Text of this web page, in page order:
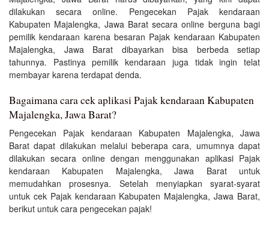
dilakukan secara online. Pengecekan Pajak kendaraan
Kabupaten Majalengka, Jawa Barat secara online berguna bagi
pemilik kendaraan karena besaran Pajak kendaraan Kabupaten
Majalengka, Jawa Barat dibayarkan bisa berbeda setiap
tahunnya. Pastinya pemilik kendaraan juga tidak ingin telat
membayar karena terdapat denda.
Bagaimana cara cek aplikasi Pajak kendaraan Kabupaten
Majalengka, Jawa Barat?
Pengecekan Pajak kendaraan Kabupaten Majalengka, Jawa
Barat dapat dilakukan melalui beberapa cara, umumnya dapat
dilakukan secara online dengan menggunakan aplikasi Pajak
kendaraan Kabupaten Majalengka, Jawa Barat untuk
memudahkan prosesnya. Setelah menyiapkan syarat-syarat
untuk cek Pajak kendaraan Kabupaten Majalengka, Jawa Barat,
berikut untuk cara pengecekan pajak!